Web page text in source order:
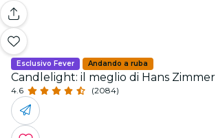
Esclusivo Fever Andando a ruba
Candlelight: il meglio di Hans Zimmer
4.6 (2084)